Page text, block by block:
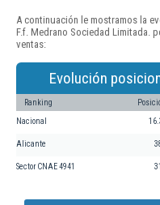
A continuación le mostramos la
F.f. Medrano Sociedad Limitada.
ventas:
Evolución
Ranking
Nacional
Alicante
Sector CNAE 4941